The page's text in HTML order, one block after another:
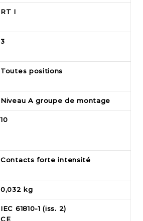
RT I
3
Toutes positions
Niveau A groupe de montage
10
Contacts forte intensité
0,032 kg
IEC 61810-1 (iss. 2)
CE